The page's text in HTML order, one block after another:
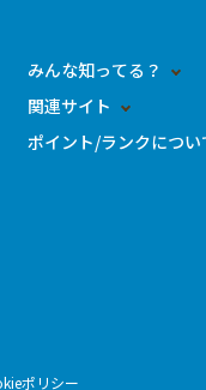
みんな知ってる？
関連サイト
ポイント/ランクについ
ポリシー